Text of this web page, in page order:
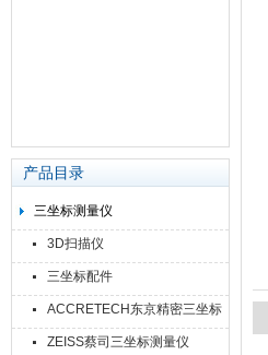
产品目录
三坐标测量仪
3D扫描仪
三坐标配件
ACCRETECH东京精密三坐标
ZEISS蔡司三坐标测量仪